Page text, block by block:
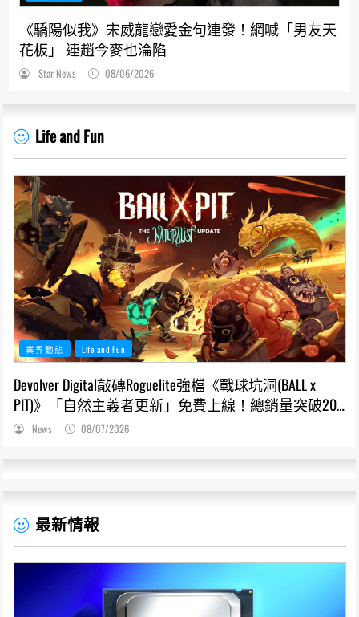
《驕陽似我》宋威龍戀愛金句連發！網喊「男友天
花板」 連趙今麥也淪陷
Star News 08/06/2026
Life and Fun
業界動態 Life and Fun
Devolver Digital敲磚Roguelite強檔《戰球坑洞(BALL x
PIT)》「自然主義者更新」免費上線！總銷量突破200
萬份，遊戲史低66折熱銷中
News 08/07/2026
最新情報